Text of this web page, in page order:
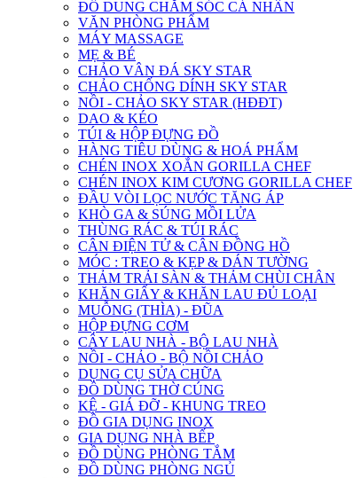
ĐỒ DUNG CHĂM SÓC CÁ NHÂN
VĂN PHÒNG PHẨM
MÁY MASSAGE
MẸ & BÉ
CHẢO VÂN ĐÁ SKY STAR
CHẢO CHỐNG DÍNH SKY STAR
NỒI - CHẢO SKY STAR (HĐĐT)
DAO & KÉO
TÚI & HỘP ĐỰNG ĐỒ
HÀNG TIÊU DÙNG & HOÁ PHẨM
CHÉN INOX XOẮN GORILLA CHEF
CHÉN INOX KIM CƯƠNG GORILLA CHEF
ĐẦU VÒI LỌC NƯỚC TĂNG ÁP
KHÒ GA & SÚNG MỒI LỬA
THÙNG RÁC & TÚI RÁC
CÂN ĐIỆN TỬ & CÂN ĐỒNG HỒ
MÓC : TREO & KẸP & DÁN TƯỜNG
THẢM TRẢI SÀN & THẢM CHÙI CHÂN
KHĂN GIẤY & KHĂN LAU ĐỦ LOẠI
MUỖNG (THÌA) - ĐŨA
HỘP ĐỰNG CƠM
CÂY LAU NHÀ - BỘ LAU NHÀ
NỒI - CHẢO - BỘ NỒI CHẢO
DỤNG CỤ SỬA CHỮA
ĐỒ DÙNG THỜ CÚNG
KỆ - GIÁ ĐỠ - KHUNG TREO
ĐỒ GIA DỤNG INOX
GIA DỤNG NHÀ BẾP
ĐỒ DÙNG PHÒNG TẮM
ĐỒ DÙNG PHÒNG NGỦ